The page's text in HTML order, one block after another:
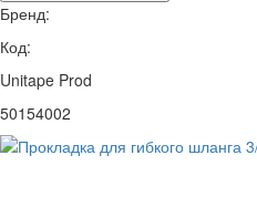
Бренд:
Код:
Unitape Prod
50154002